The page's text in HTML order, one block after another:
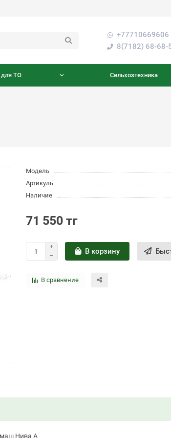
+77710669606
8(7182) 68-68-
для ТО Сельхозтехника
Модель
Артикуль
Наличие
71 550 тг
В корзину
В сравнение
Нива А